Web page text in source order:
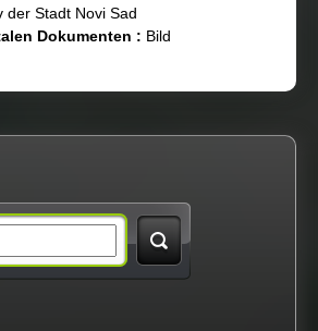
der Stadt Novi Sad
Dokumenten : Bild